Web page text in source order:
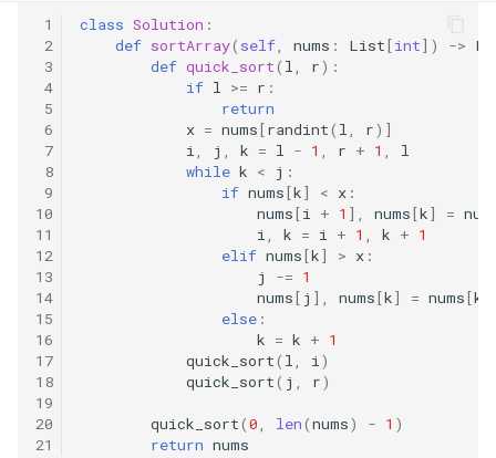
26. 树的子结构
27. 二叉树的镜像
28. 对称的二叉树
29. 顺时针打印矩阵
30. 包含 min 函数的栈
31. 栈的压入、弹出序列
32.1. 从上到下打印二叉树
32.2. 从上到下打印二叉树 II
22. 链表中环的入口节点
23. 两个链表的第一个重合节
24. 反转链表
25. 链表中的两数相加
26. 重排链表
27. 回文链表
28. 展平多级双向链表
4.1. 节点间通路
4.2. 最小高度树
4.3. 特定深度节点链表
4.4. 检查平衡性
4.5. 合法二叉搜索树
4.6. 后继者
4.8. 首个共同祖先
4.9. 二叉搜索树序列
1
2
3
4
5
6
7
8
9
10
11
12
13
14
15
16
17
18
19
20
21
class Solution :
def sortArray( self, nums : List[int]) ->
def quick_sort( l, r):
if l >= r :
return
x = nums[randint( l, r)]
i, j , k = l - 1 , r + 1 ,
l
while k < j :
if nums[k] < x :
nums[i + 1 ], nums[k] =
i, k = i + 1 , k + 1
elif nums[k] > x :
j
-= 1
nums[ j ], nums[k] = nums[k
else :
k = k + 1
quick_sort( l, i)
quick_sort( j , r)
quick_sort(0, len(nums) - 1 )
return nums